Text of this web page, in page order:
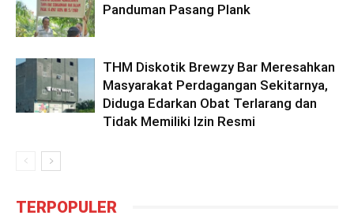
Panduman Pasang Plank
THM Diskotik Brewzy Bar Meresahkan
Masyarakat Perdagangan Sekitarnya,
Diduga Edarkan Obat Terlarang dan
Tidak Memiliki Izin Resmi
TERPOPULER